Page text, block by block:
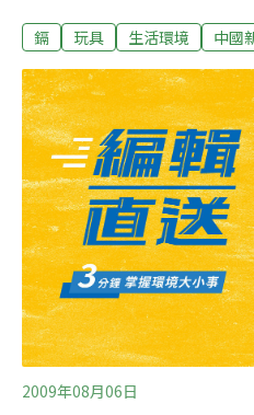
鎘電池、塗料、電鍍和塑膠
名第七，孩童只要常吸吮、
到鎘。哈佛大學公共衛生學
於環境中接觸到鎘的機會增
礙；辛辛那提大學醫學院的
阻礙孩童智商發展的影響更
物科主任林杰樑指出，長期
管，導致鈣質無法吸收，鈣
最有名的就是「痛痛病」，亦
痛。當腎小管持續受損，最
風險。鎘也可能增加罹患攝
注意的
鎘 玩具 生活環境 中國
2009年08月06日